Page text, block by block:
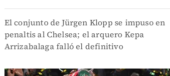
El conjunto de Jürgen Klopp se impuso en
penaltis al Chelsea; el arquero Kepa
Arrizabalaga falló el definitivo